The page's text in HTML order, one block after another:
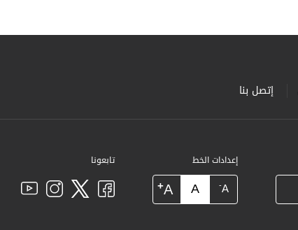
إتصل بنا
إعدادات الخط
A
-
A
A
+
تابعونا